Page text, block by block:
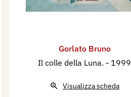
Gorlato Bruno
Il colle della Luna. - 1999
Visualizza scheda